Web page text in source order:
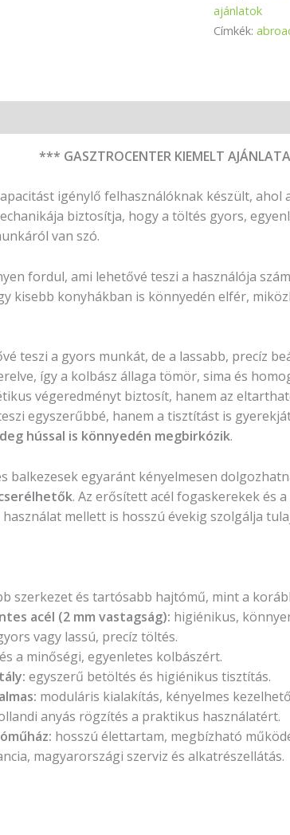
ajánlatok
Címkék:
*** GASZTROCENTER KIEMELT
igénylő felhasználóknak készült, ahol
biztosítja, hogy a töltés gyors,
van szó.
fordul, ami lehetővé teszi a használója
kisebb konyhákban is könnyedén elfér,
teszi a gyors munkát, de a lassabb, precíz
így a kolbász állaga tömör, sima és
végeredményt biztosít, hanem az
egyszerűbbé, hanem a tisztítást is
hússal is könnyedén megbirkózik.
balkezesek egyaránt kényelmesen
. Az erősített acél fogaskerekek és
mellett is hosszú évekig szolgálja
szerkezet és tartósabb hajtómű, mint a
acél (2 mm vastagság): higiénikus,
vagy lassú, precíz töltés.
a minőségi, egyenletes kolbászért.
egyszerű betöltés és higiénikus tisztítás.
moduláris kialakítás, kényelmes
anyás rögzítés a praktikus használatért.
hosszú élettartam, megbízható
magyarországi szerviz és alkatrészellátás.